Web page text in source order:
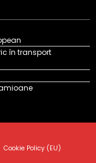
în transport
Cookie Policy (EU)